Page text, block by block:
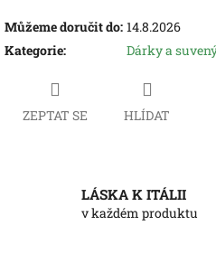
Můžeme doručit do: 14.8.2026
Kategorie: Dárky a
ZEPTAT SE HLÍDAT
LÁSKA K ITÁLII
v každém produktu